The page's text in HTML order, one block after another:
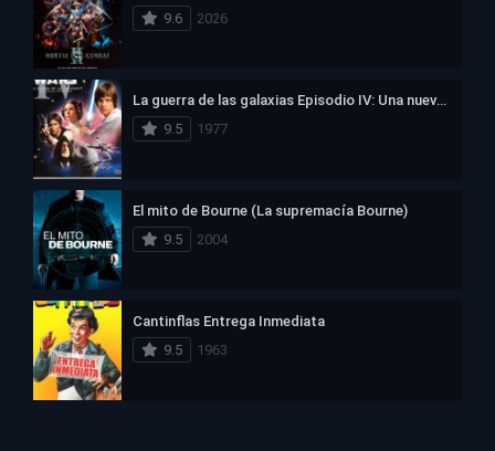
9.6
2026
La guerra de las galaxias Episodio IV: Una nueva esperanza
9.5
1977
El mito de Bourne (La supremacía Bourne)
9.5
2004
Cantinflas Entrega Inmediata
9.5
1963